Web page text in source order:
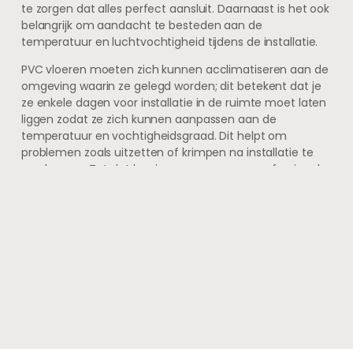
te zorgen dat alles perfect aansluit. Daarnaast is het ook
belangrijk om aandacht te besteden aan de
temperatuur en luchtvochtigheid tijdens de installatie.
PVC vloeren moeten zich kunnen acclimatiseren aan de
omgeving waarin ze gelegd worden; dit betekent dat je
ze enkele dagen voor installatie in de ruimte moet laten
liggen zodat ze zich kunnen aanpassen aan de
temperatuur en vochtigheidsgraad. Dit helpt om
problemen zoals uitzetten of krimpen na installatie te
voorkomen. Tot slot kun je overwegen om professionele